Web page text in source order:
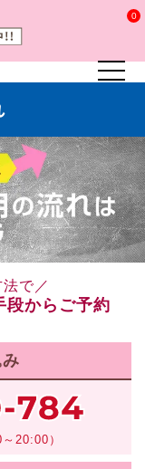
0
で／
段からご予約
20:00）